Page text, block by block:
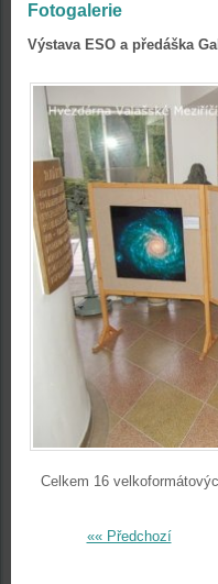
Fotogalerie
Výstava ESO a předáška
Celkem 16
«« Předchozí